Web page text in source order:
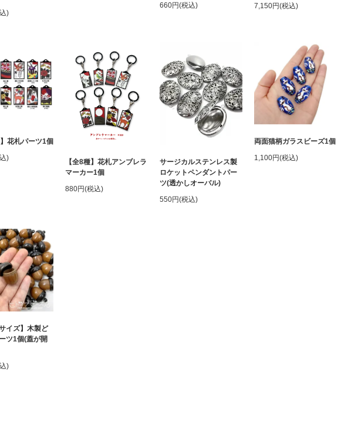
)
660円(税込)
7,150円(税込)
】花札パーツ1個
)
【全8種】花札アンブレラ
マーカー1個
880円(税込)
サージカルステンレス製
ロケットペンダントパー
ツ(透かしオーバル)
550円(税込)
両面猫柄ガラスビーズ1個
1,100円(税込)
イズ】木製ど
ツ1個(蓋が開
)